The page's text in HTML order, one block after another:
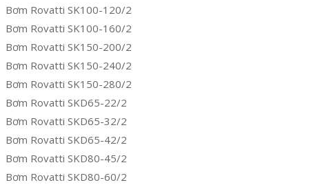
Bơm Rovatti SK100-120/2
Bơm Rovatti SK100-160/2
Bơm Rovatti SK150-200/2
Bơm Rovatti SK150-240/2
Bơm Rovatti SK150-280/2
Bơm Rovatti SKD65-22/2
Bơm Rovatti SKD65-32/2
Bơm Rovatti SKD65-42/2
Bơm Rovatti SKD80-45/2
Bơm Rovatti SKD80-60/2